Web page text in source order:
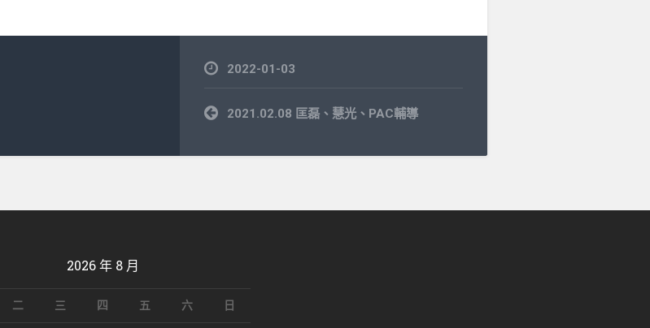
2022-01-03
文
章
覽
2021.02.08 匡磊、慧光、PAC輔導
2026 年 8 月
二 三 四 五 六 日